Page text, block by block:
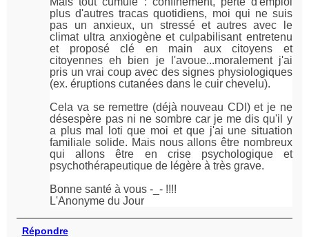
plus d'autres tracas quotidiens, moi qui ne suis
pas un anxieux, un stressé et autres avec le
climat ultra anxiogène et culpabilisant entretenu
et proposé clé en main aux citoyens et
citoyennes eh bien je l'avoue...moralement j'ai
pris un vrai coup avec des signes physiologiques
(ex. éruptions cutanées dans le cuir chevelu).
Cela va se remettre (déjà nouveau CDI) et je ne
désespère pas ni ne sombre car je me dis qu'il y
a plus mal loti que moi et que j'ai une situation
familiale solide. Mais nous allons être nombreux
qui allons être en crise psychologique et
psychothérapeutique de légère à très grave.
Bonne santé à vous -_- !!!!
L'Anonyme du Jour
Répondre